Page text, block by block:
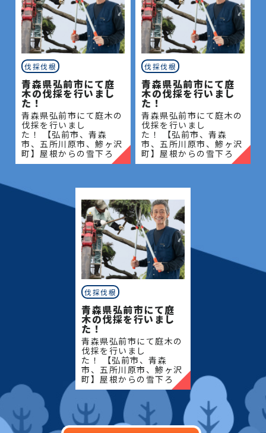
伐採伐根
青森県弘前市にて庭
木の伐採を行いまし
た！
青森県弘前市にて庭木の
伐採を行いまし
た！ 【弘前市、青森
市、五所川原市、鯵ヶ沢
町】屋根からの雪下ろ
し・除雪・排雪などの作
定・草刈りなどのお庭の
こと、造園・
伐採伐根
青森県弘前市にて庭
木の伐採を行いまし
た！
青森県弘前市にて庭木の
伐採を行いまし
た！ 【弘前市、青森
市、五所川原市、鯵ヶ沢
町】屋根からの雪下ろ
し・除雪・排雪などの作
定・草刈りなどのお庭の
こと、造園・
伐採伐根
青森県弘前市にて庭
木の伐採を行いまし
た！
青森県弘前市にて庭木の
伐採を行いまし
た！ 【弘前市、青森
市、五所川原市、鯵ヶ沢
町】屋根からの雪下ろ
し・除雪・排雪などの作
業もお任せください！地
域密着で伐採・抜根・剪
定・草刈りなどのお庭の
こと、造園・